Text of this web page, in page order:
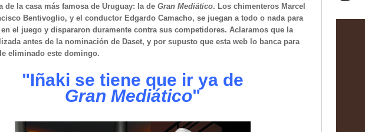
de la casa más famosa de Uruguay: la de Gran Mediático. Los chimenteros Marcel
Bentivoglio, y el conductor Edgardo Camacho, se juegan a todo o nada para
en el juego y dispararon duramente contra sus competidores. Aclaramos que la
antes de la nominación de Daset, y por supusto que esta web lo banca para
eliminado este domingo.
"Iñaki se tiene que ir ya de
Gran Mediático"